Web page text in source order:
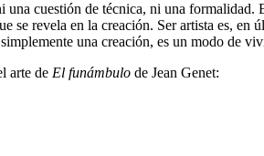
una cuestión de técnica, ni una
se revela en la creación. Ser artista es,
una creación, es un modo de
arte de El funámbulo de Jean Genet: